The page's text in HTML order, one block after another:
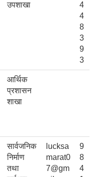
उपशाखा
4
4
8
3
9
3
आर्थिक
प्रशासन
शाखा
सार्वजनिक
निर्माण
तथा
lucksa
marat0
7@gm
9
8
4